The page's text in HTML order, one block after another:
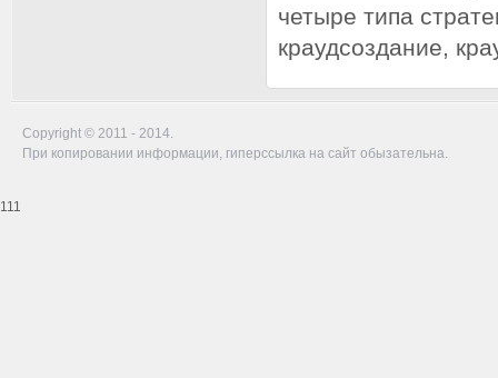
четыре типа
краудсоздание,
Copyright © 2011 - 2014.
При копировании информации, гиперссылка на сайт обызательна.
111